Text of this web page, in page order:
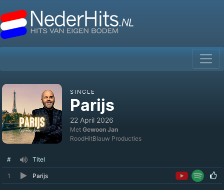
SINGLE
Parijs
22 April 2026
Met Gewoon Jan
RoodHitBlauw Producties
# Titel
1 Parijs